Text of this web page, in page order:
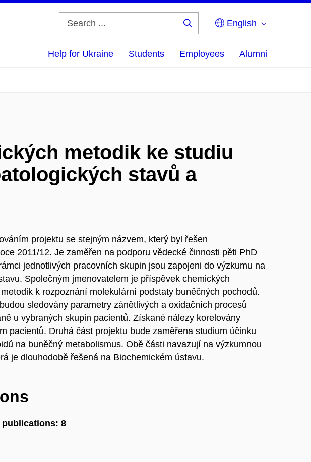
English
Help for Ukraine Students Employees Alumni
metodik ke studiu
stavů a
projektu se stejným názvem, který byl řešen
2011/12. Je zaměřen na podporu vědecké činnosti pěti PhD
jednotlivých pracovních skupin jsou zapojeni do výzkumu na
Společným jmenovatelem je příspěvek chemických
k rozpoznání molekulární podstaty buněčných pochodů.
sledovány parametry zánětlivých a oxidačních procesů
u vybraných skupin pacientů. Získané nálezy korelovány
pacientů. Druhá část projektu bude zaměřena studium účinku
na buněčný metabolismus. Obě části navazují na výzkumnou
je dlouhodobě řešená na Biochemickém ústavu.
publications: 8